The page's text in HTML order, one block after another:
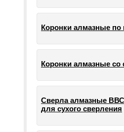
Коронки алмазные по
Коронки алмазные со
Сверла алмазные ВВС
для сухого сверления